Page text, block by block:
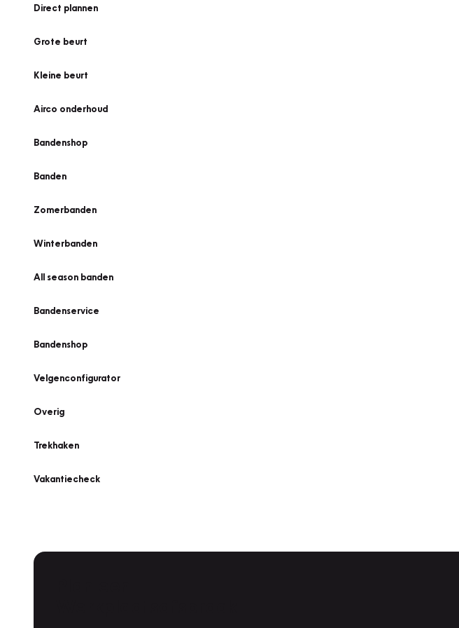
Direct plannen
Grote beurt
Kleine beurt
Airco onderhoud
Bandenshop
Banden
Zomerbanden
Winterbanden
All season banden
Bandenservice
Bandenshop
Velgenconfigurator
Overig
Trekhaken
Vakantiecheck